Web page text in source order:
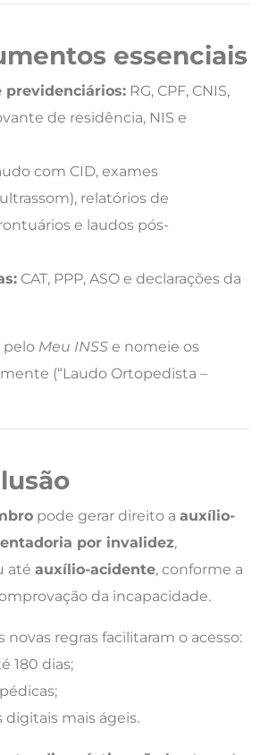
essenciais
previdenciários: RG, CPF, CNIS,
de residência, NIS e
com CID, exames
relatórios de
e laudos pós-
CAT, PPP, ASO e declarações da
pelo Meu INSS e nomeie os
(“Laudo Ortopedista –
pode gerar direito a auxílio-
por invalidez,
até auxílio-acidente, conforme a
da incapacidade.
novas regras facilitaram o acesso:
180 dias;
digitais mais ágeis.